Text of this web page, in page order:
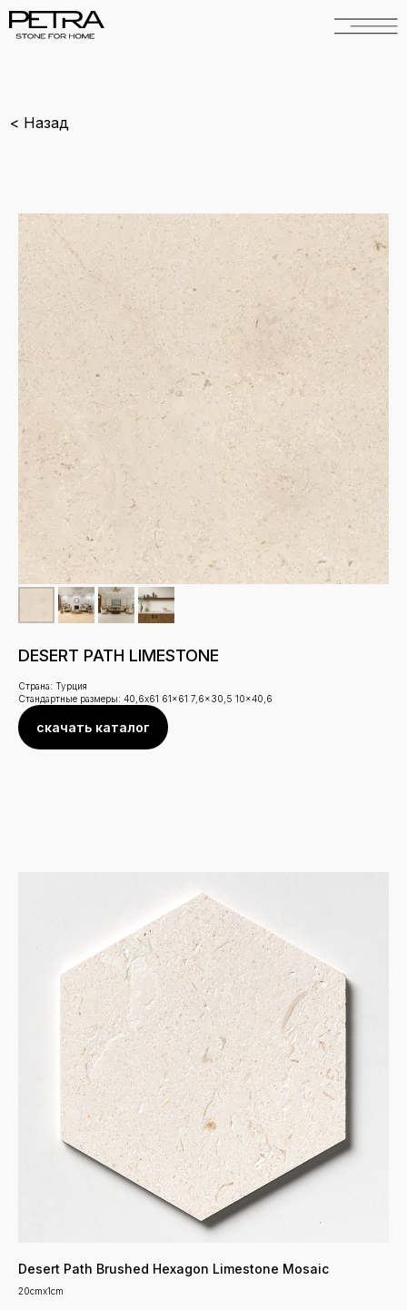
< Назад
DESERT PATH LIMESTONE
Страна: Турция
Стандартные размеры: 40,6x61 61x61 7,6x30,5 10x40,6
скачать каталог
Desert Path Brushed Hexagon Limestone Mosaic
20cmx1cm